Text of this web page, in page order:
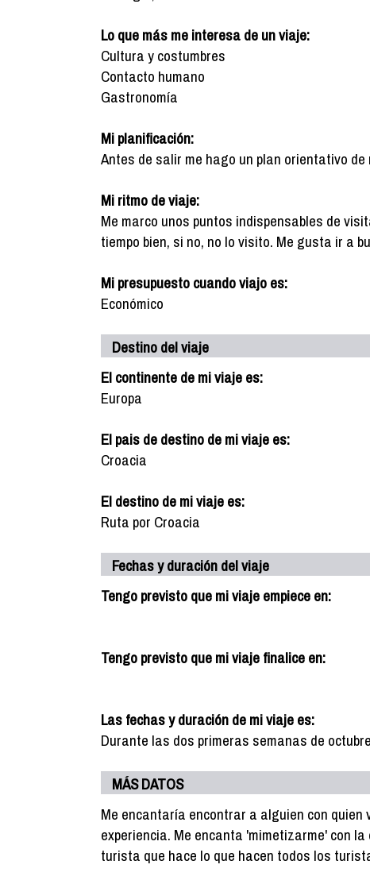
Lo que más me interesa de un viaje:
Cultura y costumbres
Contacto humano
Gastronomía
Mi planificación:
Antes de salir me hago un plan orientativo
Mi ritmo de viaje:
Me marco unos puntos indispensables de
tiempo bien, si no, no lo visito. Me gusta ir a
Mi presupuesto cuando viajo es:
Económico
Destino del viaje
El continente de mi viaje es:
Europa
El pais de destino de mi viaje es:
Croacia
El destino de mi viaje es:
Ruta por Croacia
Fechas y duración del viaje
Tengo previsto que mi viaje empiece en:
Tengo previsto que mi viaje finalice en:
Las fechas y duración de mi viaje es:
Durante las dos primeras semanas de
MÁS DATOS
Me encantaría encontrar a alguien con
experiencia. Me encanta 'mimetizarme' con
turista que hace lo que hacen todos los